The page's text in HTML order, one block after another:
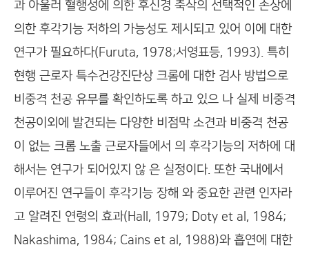
과 아울러 혈행성에 의한 후신경 축삭의 선택적인 손상에
의한 후각기능 저하의 가능성도 제시되고 있어 이에 대한
연구가 필요하다(Furuta, 1978;서영표등, 1993). 특히
현행 근로자 특수건강진단상 크롬에 대한 검사 방법으로
비중격 천공 유무를 확인하도록 하고 있으 나 실제 비중격
천공이외에 발견되는 다양한 비점막 소견과 비중격 천공
이 없는 크롬 노출 근로자들에서 의 후각기능의 저하에 대
해서는 연구가 되어있지 않 은 실정이다. 또한 국내에서
이루어진 연구들이 후각기능 장해 와 중요한 관련 인자라
고 알려진 연령의 효과(Hall, 1979; Doty et al, 1984;
Nakashima, 1984; Cains et al, 1988)와 흡연에 대한